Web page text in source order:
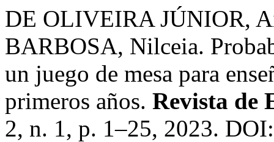
DE OLIVEIRA JÚNIOR,
BARBOSA, Nilceia.
un juego de mesa para
primeros años. Revista de
2, n. 1, p. 1–25, 2023.